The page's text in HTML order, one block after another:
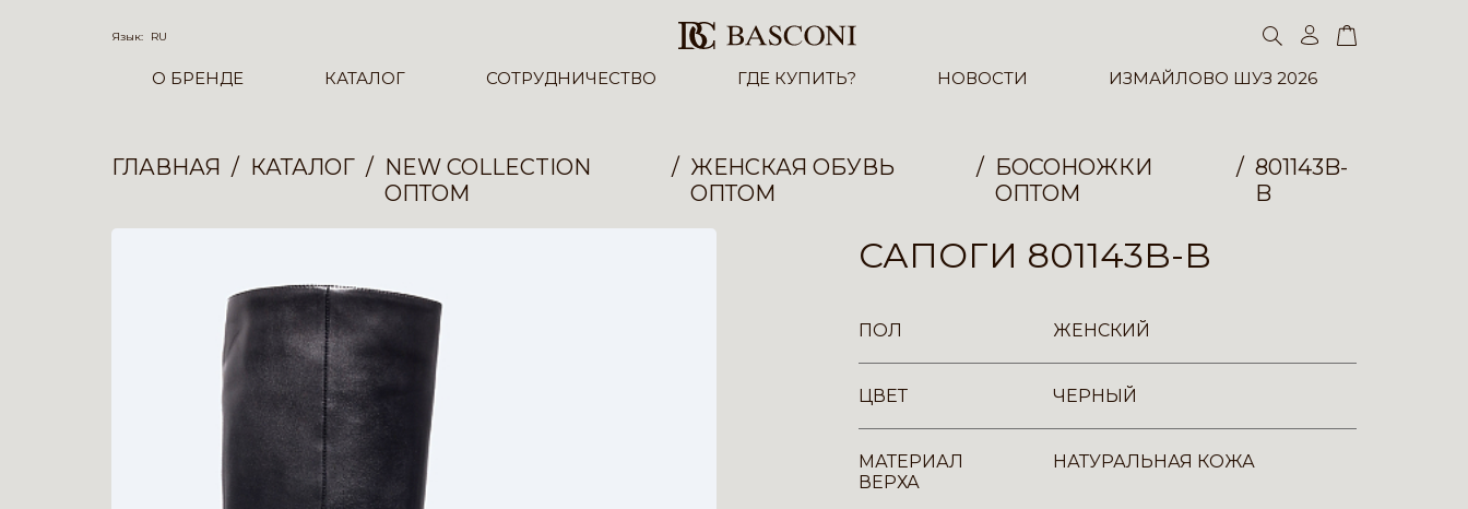
Язык: RU
О БРЕНДЕ КАТАЛОГ СОТРУДНИЧЕСТВО ГДЕ КУПИТЬ? НОВОСТИ ИЗМАЙЛОВО ШУЗ 2026
ГЛАВНАЯ КАТАЛОГ
NEW COLLECTION
ОПТОМ
ЖЕНСКАЯ ОБУВЬ
ОПТОМ
БОСОНОЖКИ
ОПТОМ
801143B-
B
САПОГИ 801143B-B
ПОЛ ЖЕНСКИЙ
ЦВЕТ ЧЕРНЫЙ
МАТЕРИАЛ
ВЕРХА
НАТУРАЛЬНАЯ КОЖА